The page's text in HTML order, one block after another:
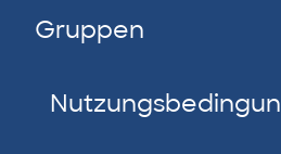
Gruppen